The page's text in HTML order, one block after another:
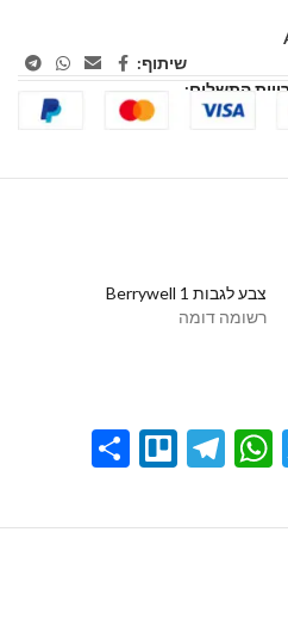
שיתוף:
התשלום:
צבע לגבות Berrywell 1
רשומה דומה
Twitter
WhatsApp
Telegram
Trello